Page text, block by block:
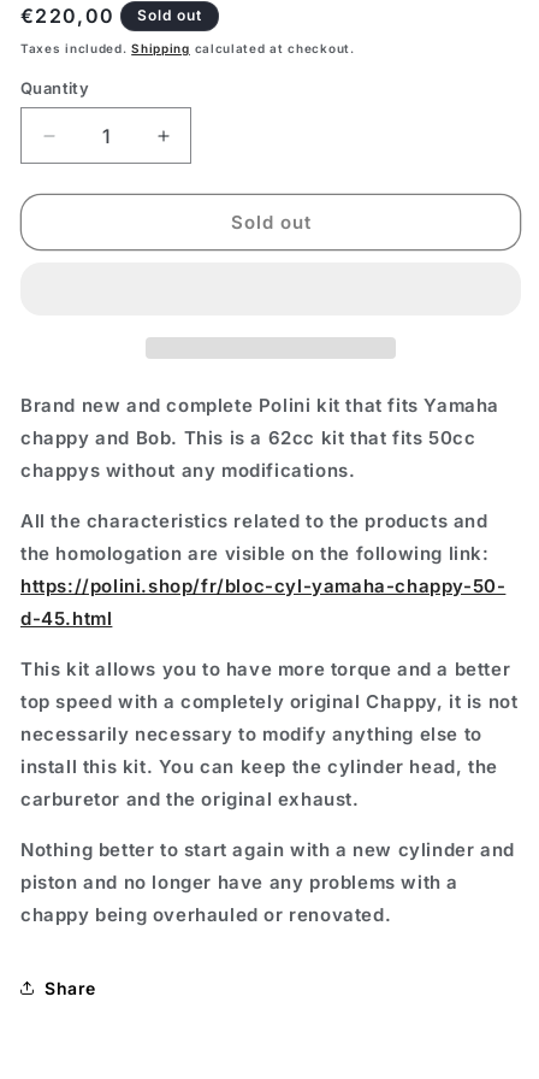
Regular
price
€220,00 Sold out
Taxes included.Shipping calculated at checkout.
Quantity
Decrease
quantity
for
Yamaha
Increase
quantity
for
Chappy
Yamaha
Sold out
Brand new and complete Polini kit that fits Yamaha
chappy and Bob. This is a 62cc kit that fits 50cc
chappys without any modifications.
All the characteristics related to the products and
the homologation are visible on the following link:
https://polini.shop/fr/bloc-cyl-yamaha-chappy-50-
d-45.html
This kit allows you to have more torque and a better
top speed with a completely original Chappy, it is not
necessarily necessary to modify anything else to
install this kit. You can keep the cylinder head, the
carburetor and the original exhaust.
Nothing better to start again with a new cylinder and
piston and no longer have any problems with a
chappy being overhauled or renovated.
Share